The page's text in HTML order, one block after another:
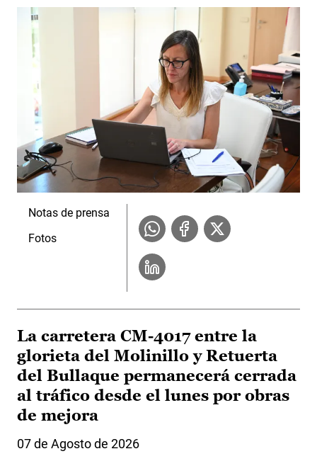
Notas de prensa
Fotos
La carretera CM-4017 entre la
glorieta del Molinillo y Retuerta
del Bullaque permanecerá cerrada
al tráfico desde el lunes por obras
de mejora
07 de Agosto de 2026